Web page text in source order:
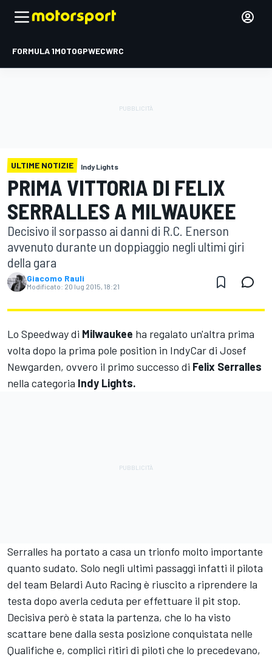
FORMULA 1MOTOGPWECWRC
ULTIME NOTIZIE Indy Lights
PRIMA VITTORIA DI FELIX
SERRALLES A MILWAUKEE
Decisivo il sorpasso ai danni di R.C. Enerson
avvenuto durante un doppiaggio negli ultimi giri
della gara
Giacomo Rauli
Modificato: 20 lug 2015, 18:21
Lo Speedway di Milwaukee ha regalato un'altra prima
volta dopo la prima pole position in IndyCar di Josef
Newgarden, ovvero il primo successo di Felix Serralles
nella categoria Indy Lights.
Serralles ha portato a casa un trionfo molto importante
quanto sudato. Solo negli ultimi passaggi infatti il pilota
del team Belardi Auto Racing è riuscito a riprendere la
testa dopo averla ceduta per effettuare il pit stop.
Decisiva però è stata la partenza, che lo ha visto
scattare bene dalla sesta posizione conquistata nelle
Qualifiche e, complici ritiri di piloti che lo precedevano,